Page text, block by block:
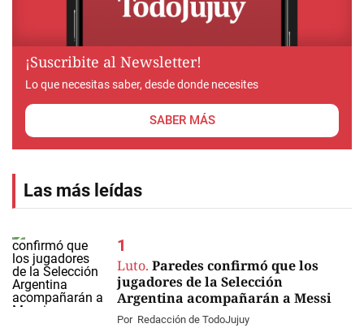
¡Suscribite al Newsletter!
Lo que necesitas saber, desde donde necesites
SABER MÁS
Las más leídas
Luto. Paredes confirmó que los
jugadores de la Selección
Argentina acompañarán a Messi
Por Redacción de TodoJujuy